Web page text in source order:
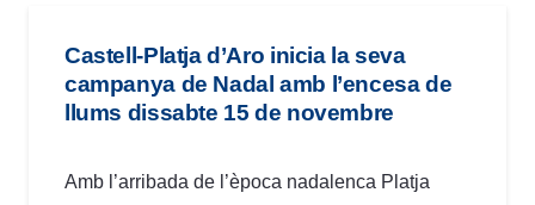
Castell-Platja d’Aro inicia la seva
campanya de Nadal amb l’encesa de
llums dissabte 15 de novembre
Amb l’arribada de l’època nadalenca Platja